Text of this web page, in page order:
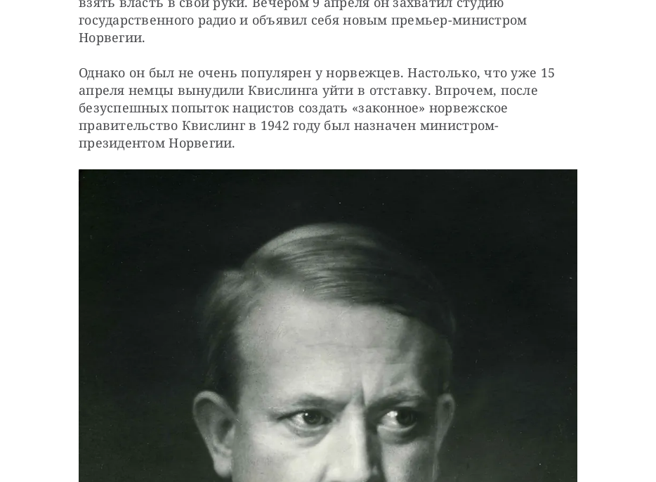
государственного радио и объявил себя новым премьер-министром
Норвегии.
Однако он был не очень популярен у норвежцев. Настолько, что уже 15
апреля немцы вынудили Квислинга уйти в отставку. Впрочем, после
безуспешных попыток нацистов создать «законное» норвежское
правительство Квислинг в 1942 году был назначен министром-
президентом Норвегии.